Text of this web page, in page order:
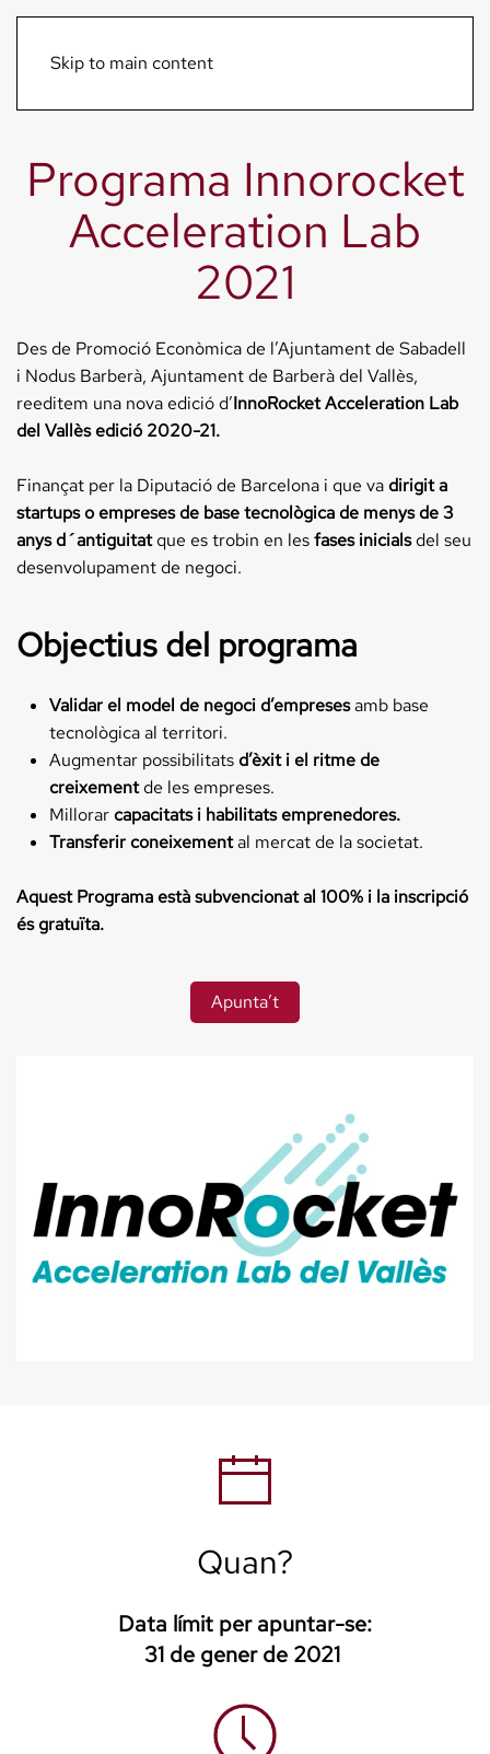
Skip to main content
Menú
Programa Innorocket
Acceleration Lab
2021
Des de Promoció Econòmica de l’Ajuntament de Sabadell
i Nodus Barberà, Ajuntament de Barberà del Vallès,
reeditem una nova edició d’InnoRocket Acceleration Lab
del Vallès edició 2020-21.
Finançat per la Diputació de Barcelona i que vadirigit a
startups o empreses de base tecnològica de menys de 3
anys d´antiguitatque es trobin en lesfases inicialsdel seu
desenvolupament de negoci.
Objectius del programa
Validar el model de negoci d’empresesamb base
tecnològica al territori.
Augmentar possibilitatsd’èxit i el ritme de
creixementde les empreses.
Millorarcapacitats i habilitats emprenedores.
Transferir coneixemental mercat de la societat.
Aquest Programa està subvencionat al 100% i la inscripció
és gratuïta.
Apunta’t
Quan?
Data límit per apuntar-se:
31 de gener de 2021